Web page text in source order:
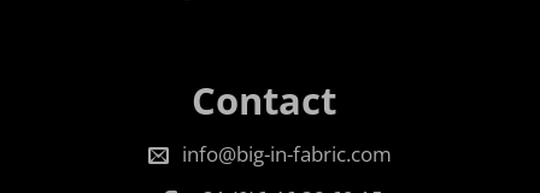
Contact
info@big-in-fabric.com